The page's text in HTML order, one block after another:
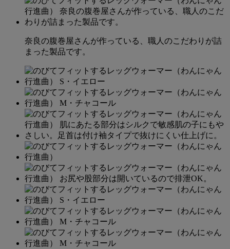
奈良の腹巻屋さんが作っている、職人のこだわりが詰
まった製品です。